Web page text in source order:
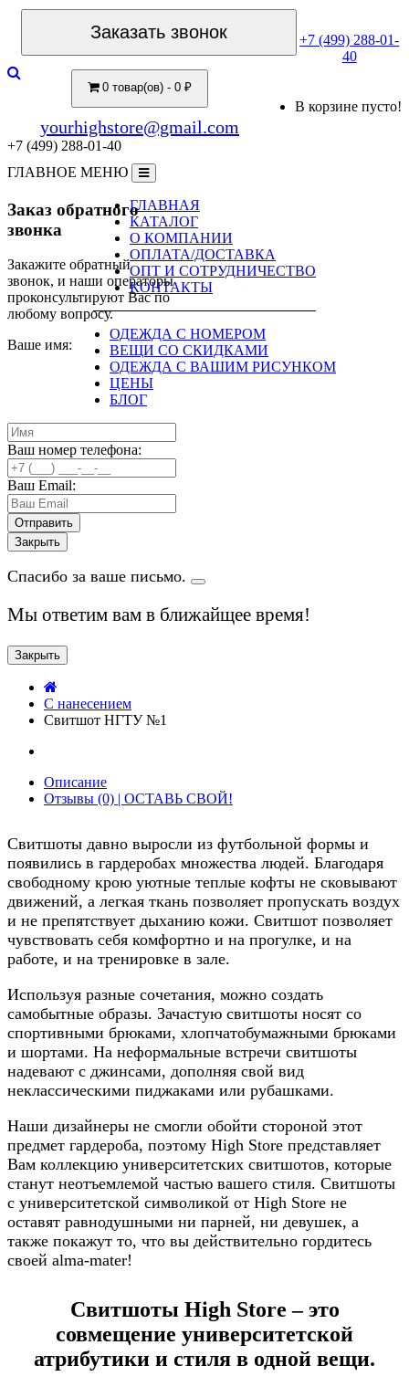
Заказать звонок
+7 (499) 288-01-
40
0 товар(ов) - 0 ₽
В корзине пусто!
yourhighstore@gmail.com
+7 (499) 288-01-40
ГЛАВНОЕ МЕНЮ
ГЛАВНАЯ
КАТАЛОГ
О КОМПАНИИ
ОПЛАТА/ДОСТАВКА
ОПТ И СОТРУДНИЧЕСТВО
КОНТАКТЫ
ОДЕЖДА С НОМЕРОМ
ВЕЩИ СО СКИДКАМИ
ОДЕЖДА С ВАШИМ РИСУНКОМ
ЦЕНЫ
БЛОГ
Заказ обратного
звонка
Закажите обратный
звонок, и наши операторы
проконсультируют Вас по
любому вопросу.
Ваше имя:
Ваш номер телефона:
Ваш Email:
Закрыть
Спасибо за ваше письмо.
Мы ответим вам в ближайщее время!
Закрыть
C нанесением
Свитшот НГТУ №1
Описание
Отзывы (0) | ОСТАВЬ СВОЙ!
Свитшоты давно выросли из футбольной формы и
появились в гардеробах множества людей. Благодаря
свободному крою уютные теплые кофты не сковывают
движений, а легкая ткань позволяет пропускать воздух
и не препятствует дыханию кожи. Свитшот позволяет
чувствовать себя комфортно и на прогулке, и на
работе, и на тренировке в зале.
Используя разные сочетания, можно создать
самобытные образы. Зачастую свитшоты носят со
спортивными брюками, хлопчатобумажными брюками
и шортами. На неформальные встречи свитшоты
надевают с джинсами, дополняя свой вид
неклассическими пиджаками или рубашками.
Наши дизайнеры не смогли обойти стороной этот
предмет гардероба, поэтому High Store представляет
Вам коллекцию университетских свитшотов, которые
станут неотъемлемой частью вашего стиля. Свитшоты
с университетской символикой от High Store не
оставят равнодушными ни парней, ни девушек, а
также покажут то, что вы действительно гордитесь
своей alma-mater!
Свитшоты High Store – это
совмещение университетской
атрибутики и стиля в одной вещи.